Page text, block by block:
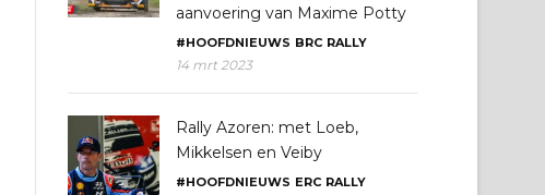
aanvoering van Maxime Potty
#HOOFDNIEUWS BRC RALLY
14 mrt 2023
Rally Azoren: met Loeb,
Mikkelsen en Veiby
#HOOFDNIEUWS ERC RALLY